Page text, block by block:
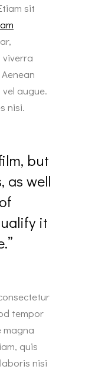
sit
viverra
augue.
nisi.
but
as well
it
tempor
magna
quis
nisi